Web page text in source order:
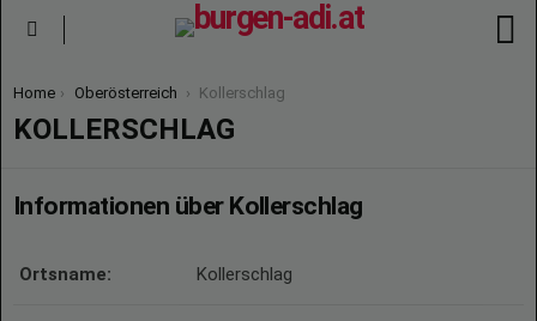
You are here:
Home Oberösterreich Kollerschlag
KOLLERSCHLAG
Informationen über Kollerschlag
Ortsname: Kollerschlag